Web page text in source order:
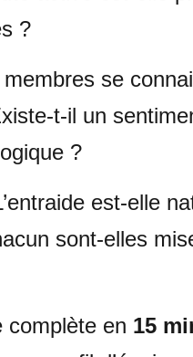
?
se
t-il un
?
est-elle
sont-elles
complète en 15